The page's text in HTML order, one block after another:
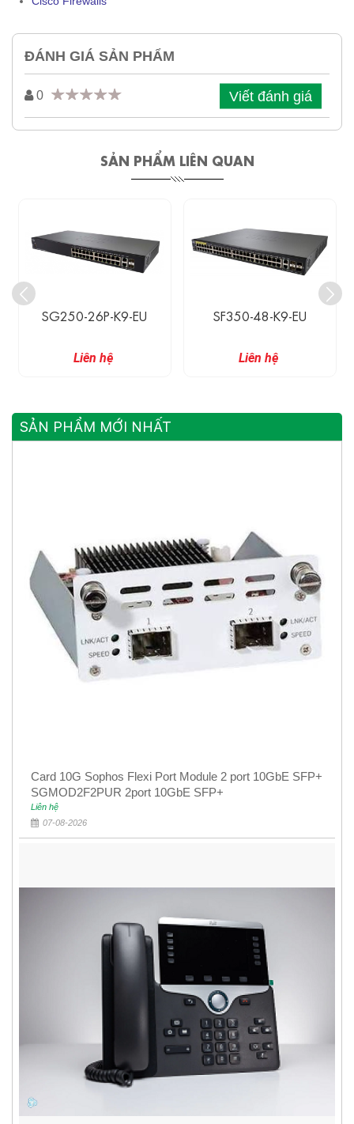
ĐÁNH GIÁ SẢN PHẨM
0 Viết đánh giá
SẢN PHẨM LIÊN QUAN
SG250-26P-K9-EU
Liên hệ
SF350-48-K9-EU
Liên hệ
SẢN PHẨM MỚI NHẤT
Card 10G Sophos Flexi Port Module 2 port 10GbE SFP+
SGMOD2F2PUR 2port 10GbE SFP+
Liên hệ
07-08-2026